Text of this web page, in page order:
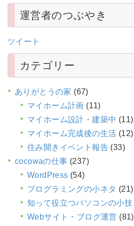
運営者のつぶやき
ツイート
カテゴリー
ありがとうの家 (67)
マイホーム計画 (11)
マイホーム設計・建築中 (11)
マイホーム完成後の生活 (12)
住み開きイベント報告 (33)
cocowaの仕事 (237)
WordPress (54)
プログラミングの小ネタ (21)
知って役立つパソコンの小技
Webサイト・ブログ運営 (81)